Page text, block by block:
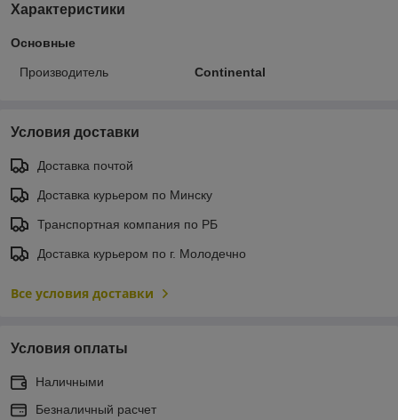
Характеристики
Основные
Производитель Continental
Условия доставки
Доставка почтой
Доставка курьером по Минску
Транспортная компания по РБ
Доставка курьером по г. Молодечно
Все условия доставки
Условия оплаты
Наличными
Безналичный расчет